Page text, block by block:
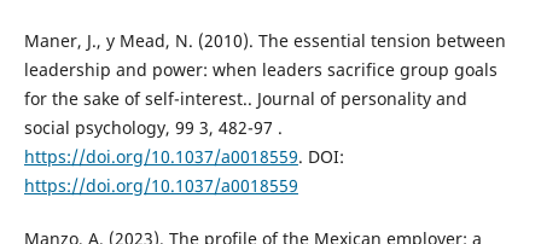
Maner, J., y Mead, N. (2010). The essential tension between
leadership and power: when leaders sacrifice group goals
for the sake of self-interest.. Journal of personality and
social psychology, 99 3, 482-97 .
https://doi.org/10.1037/a0018559. DOI:
https://doi.org/10.1037/a0018559
Manzo, A. (2023). The profile of the Mexican employer: a